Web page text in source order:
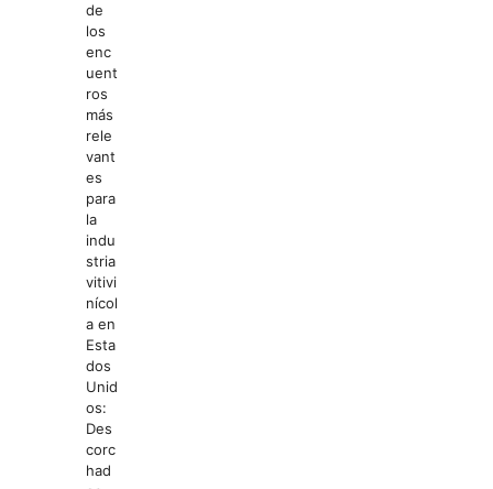
de
los
enc
uent
ros
más
rele
vant
es
para
la
indu
stria
vitivi
nícol
a en
Esta
dos
Unid
os:
Des
corc
had